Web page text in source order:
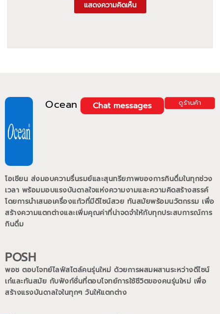
Ocean ดูร้านค้า
Chat messages
โอเชียน ส่งมอบความรื่นรมย์และสุนทรียภาพของการกินดื่มในทุกช่วง
เวลา พร้อมมอบแรงบันดาลใจแห่งความงามและความคิดสร้างสรรค์
โดยการนำเสนอเครื่องแก้วที่มีดีไซน์สวย ทันสมัยพร้อมนวัตกรรม เพื่อ
สร้างความแตกต่างและเพิ่มคุณค่าที่น่าจดจำให้กับทุกประสบการณ์การ
กินดื่ม
POSH
พอช ตอบโจทย์ไลฟ์สไตล์คนรุ่นใหม่ ด้วยการผสมผสานระหว่างดีไซน์
เก๋และทันสมัย กับฟังก์ชั่นที่ตอบโจทย์การใช้ชีวิตของคนรุ่นใหม่ เพื่อ
สร้างแรงบันดาลใจในทุกๆ วันให้แตกต่าง
แสดงความคิดเห็น